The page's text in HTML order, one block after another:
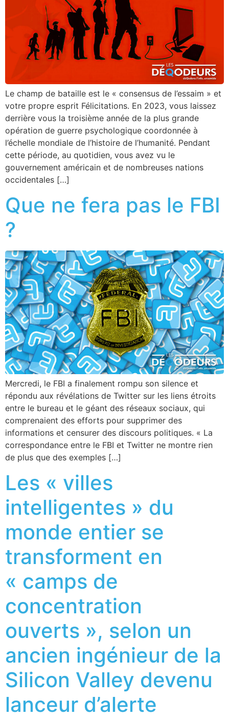
Le champ de bataille est le « consensus de l’essaim » et
votre propre esprit Félicitations. En 2023, vous laissez
derrière vous la troisième année de la plus grande
opération de guerre psychologique coordonnée à
l’échelle mondiale de l’histoire de l’humanité. Pendant
cette période, au quotidien, vous avez vu le
gouvernement américain et de nombreuses nations
occidentales […]
Que ne fera pas le FBI
?
Mercredi, le FBI a finalement rompu son silence et
répondu aux révélations de Twitter sur les liens étroits
entre le bureau et le géant des réseaux sociaux, qui
comprenaient des efforts pour supprimer des
informations et censurer des discours politiques. « La
correspondance entre le FBI et Twitter ne montre rien
de plus que des exemples […]
Les « villes
intelligentes » du
monde entier se
transforment en
« camps de
concentration
ouverts », selon un
ancien ingénieur de la
Silicon Valley devenu
lanceur d’alerte